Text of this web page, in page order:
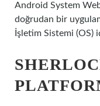
Android System
doğrudan bir
İşletim Sistemi (OS)